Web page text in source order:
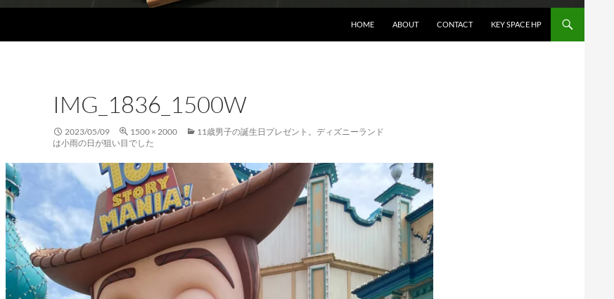
HOME
ABOUT CONTACT KEY SPACE HP
IMG_1836_1500W
2023/05/09 1500 × 2000
11歳男子の誕生日プレゼント。ディズニーランド
は小雨の日が狙い目でした